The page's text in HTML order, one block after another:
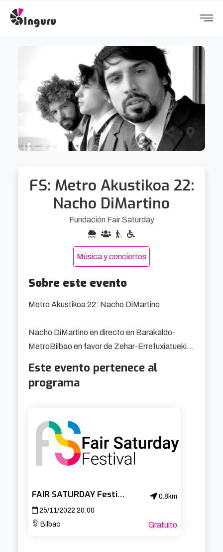
FS: Metro Akustikoa 22:
Nacho DiMartino
Fundación Fair Saturday
Música y conciertos
Sobre este evento
Metro Akustikoa 22: Nacho DiMartino
Nacho DiMartino en directo en Barakaldo-
MetroBilbao en favor de Zehar-Errefuxiatuekin.
Nacho DiMartino, es integrante de "Nacho
DiMartino Swing!" (NDMS!) banda formada en
de shows en festivales, eventos y lugares de
esparcimiento en general. Cuenta con 4 discos
disponibles en plataformas de streaming y
Holanda y Brasil ademas de una larga
trayectoria en Argentina y España.
Este evento pertenece al
programa
FAIR SATURDAY Festival
0.8km
25/11/2022 20:00
Bilbao
Gratuito